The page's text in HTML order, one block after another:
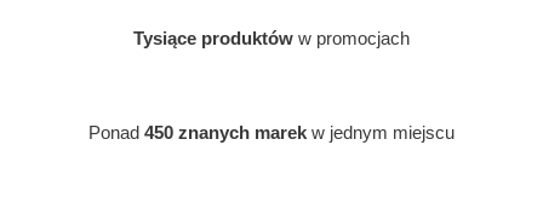
Tysiące produktów w promocjach
Ponad 450 znanych marek w jednym miejscu